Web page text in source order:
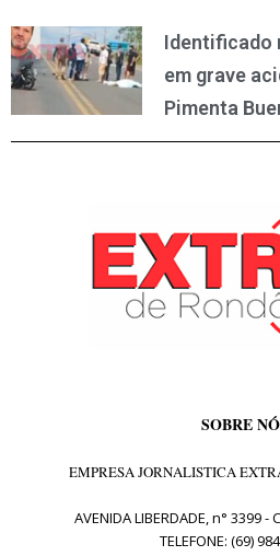
em grave
Pimenta
SOBRE
EMPRESA JORNALISTICA
AVENIDA LIBERDADE, n° 3399 -
TELEFONE: (69)